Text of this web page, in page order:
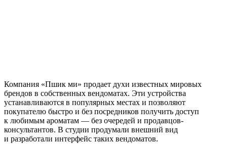
Компания «Пшик ми» продает духи известных мировых
брендов в собственных вендоматах. Эти устройства
устанавливаются в популярных местах и позволяют
покупателю быстро и без посредников получить доступ
к любимым ароматам — без очередей и продавцов-
консультантов. В студии продумали внешний вид
и разработали интерфейс таких вендоматов.